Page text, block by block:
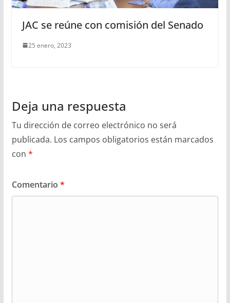
JAC se reúne con comisión del Senado
25 enero, 2023
Deja una respuesta
Tu dirección de correo electrónico no será
publicada. Los campos obligatorios están marcados
con *
Comentario *